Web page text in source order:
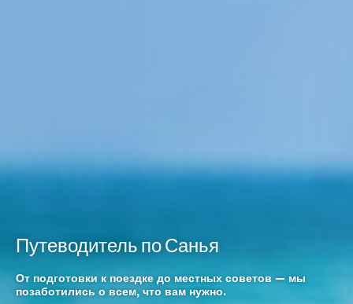
Путеводитель по Санья
От подготовки к поездке до местных советов — мы
позаботились о всем, что вам нужно.